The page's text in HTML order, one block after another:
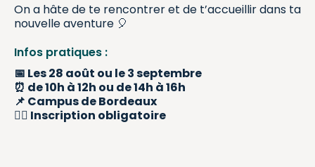
On a hâte de te rencontrer et de t’accueillir dans ta
nouvelle aventure 🎈
Infos pratiques :
📅 Les 28 août ou le 3 septembre
⏰ de 10h à 12h ou de 14h à 16h
📌 Campus de Bordeaux
👉🏼 Inscription obligatoire